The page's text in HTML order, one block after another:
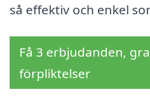
så effektiv och enkel
Få 3 erbjudanden,
förpliktelser